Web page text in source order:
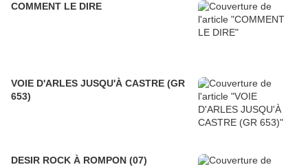
COMMENT LE DIRE
VOIE D'ARLES JUSQU'À CASTRE (GR
653)
DESIR ROCK À ROMPON (07)